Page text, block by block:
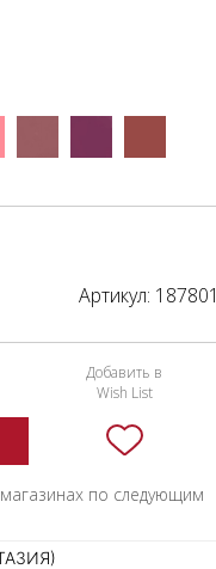
Артикул: 187801
Добавить в
Wish List
по следующим